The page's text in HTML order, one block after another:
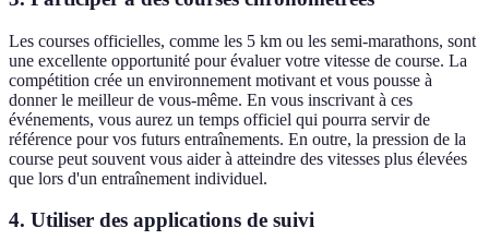
Les courses officielles, comme les 5 km ou les semi-marathons, sont
une excellente opportunité pour évaluer votre vitesse de course. La
compétition crée un environnement motivant et vous pousse à
donner le meilleur de vous-même. En vous inscrivant à ces
événements, vous aurez un temps officiel qui pourra servir de
référence pour vos futurs entraînements. En outre, la pression de la
course peut souvent vous aider à atteindre des vitesses plus élevées
que lors d'un entraînement individuel.
4. Utiliser des applications de suivi